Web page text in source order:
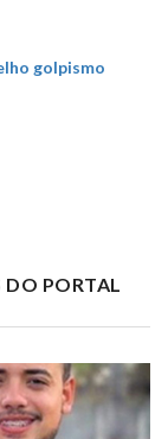
golpismo
DO PORTAL